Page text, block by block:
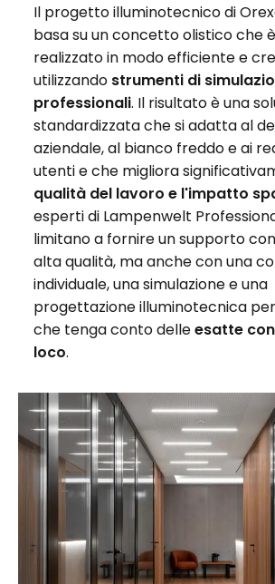
Il progetto illuminotecnico di
basa su un concetto olistico che
realizzato in modo efficiente e
utilizzando strumenti di
professionali. Il risultato è una
standardizzata che si adatta al
aziendale, al bianco freddo e ai
utenti e che migliora
qualità del lavoro e l'impatto
esperti di Lampenwelt
limitano a fornire un supporto
alta qualità, ma anche con una
individuale, una simulazione e una
progettazione illuminotecnica
che tenga conto delleesatte
loco.